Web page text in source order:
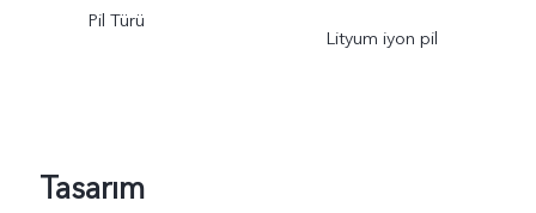
Pil Türü
Lityum iyon pil
Tasarım